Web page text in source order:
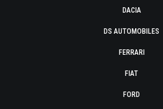
DACIA
DS AUTOMOBILES
FERRARI
FIAT
FORD